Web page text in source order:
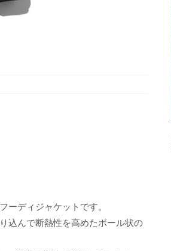
ディジャケットです。
込んで断熱性を高めたボール状の